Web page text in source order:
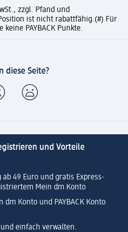
zzgl. Pfand und
ist nicht rabattfähig.(#) Für
PAYBACK Punkte.
diese Seite?
und Vorteile
49 Euro und gratis Express-
Mein dm Konto
dm Konto und PAYBACK Konto
einfach verwalten.